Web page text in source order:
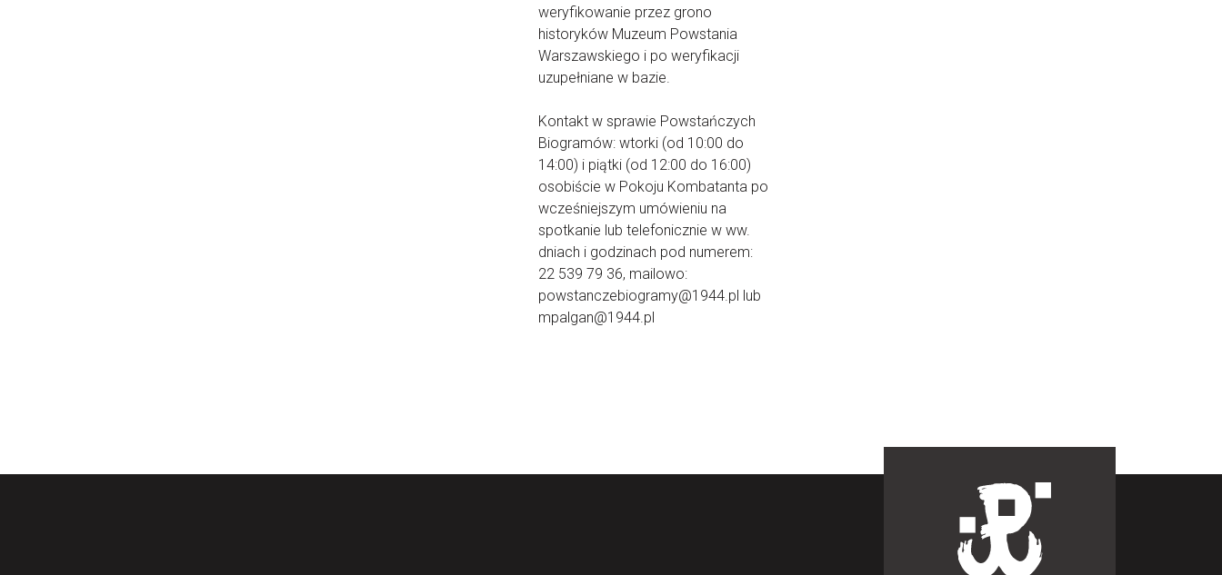
weryfikowanie przez grono
historyków Muzeum Powstania
Warszawskiego i po weryfikacji
uzupełniane w bazie.
Kontakt w sprawie Powstańczych
Biogramów: wtorki (od 10:00 do
14:00) i piątki (od 12:00 do 16:00)
osobiście w Pokoju Kombatanta po
wcześniejszym umówieniu na
spotkanie lub telefonicznie w ww.
dniach i godzinach pod numerem:
22 539 79 36, mailowo:
powstanczebiogramy@1944.pl lub
mpalgan@1944.pl